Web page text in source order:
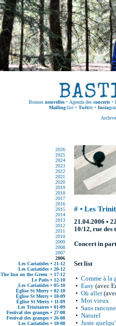
Bonnes nouvelles • Agenda des concerts •
Mailing-list• Twitter• Insta
2026
2025
2024
2023
2022
2021
2020
2019
2018
2017
2016
2015
2014
2013
2012
2011
2010
2009
2008
2007
2006
Les Cariatides • 21-12
Les Cariatides • 20-12
The Inn on the Green • 17-12
Le Patis • 12-10
Les Cariatides • 05-10
Église St Merry • 02-10
Église St Merry • 18-09
Église St Merry • 11-09
Les Trinitaires • 01-09
Festival des granges • 27-08
Festival des granges • 26-08
Les Cariatides • 18-08
# • Les
21.04.2006 •
10/12, rue
Concert in
Set list
• Comme à la
• Easy (avec
• Où aller
• Mot vieux
• Sans rancune
• Naturel
• Juste